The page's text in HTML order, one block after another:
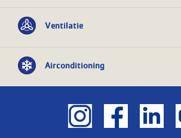
Ventilatie
Airconditioning